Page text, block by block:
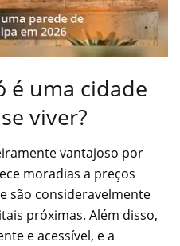
é uma cidade
viver?
vantajoso por
moradias a preços
são consideravelmente
próximas. Além disso,
e acessível, e a